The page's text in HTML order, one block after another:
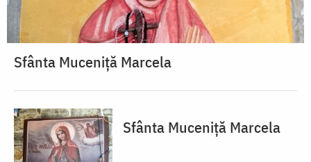
Sfânta Muceniță Marcela
Sfânta Muceniță Marcela